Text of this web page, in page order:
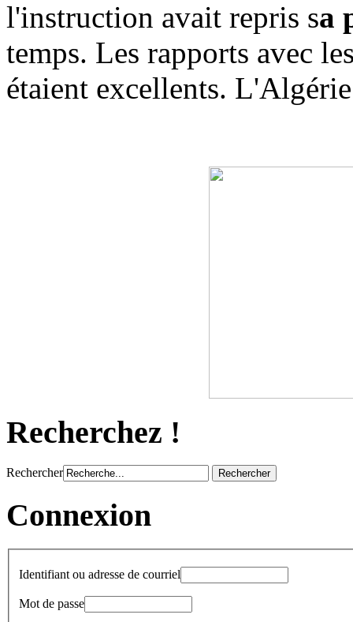
l'instruction avait repris sa
temps. Les rapports avec
étaient excellents.
Recherchez !
Rechercher
Connexion
Identifiant ou adresse de courriel
Mot de passe